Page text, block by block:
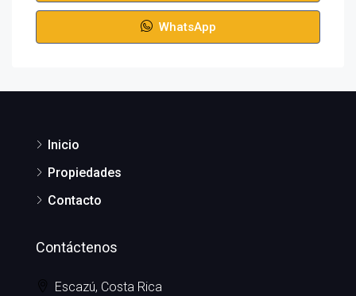
WhatsApp
Inicio
Propiedades
Contacto
Contáctenos
Escazú, Costa Rica